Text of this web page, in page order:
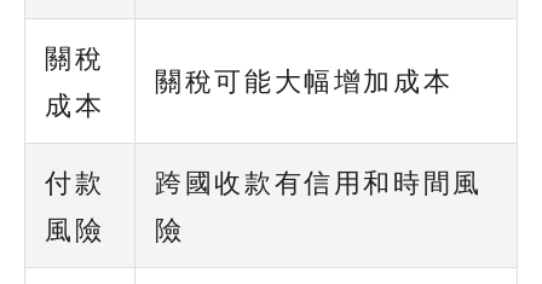
關稅
成本
關稅可能大幅增加成本
付款
風險
跨國收款有信用和時間風
險